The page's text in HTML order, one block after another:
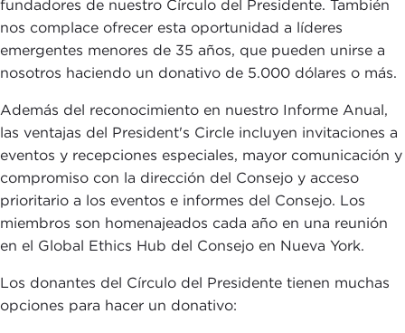
fundadores de nuestro Círculo del Presidente. También
nos complace ofrecer esta oportunidad a líderes
emergentes menores de 35 años, que pueden unirse a
nosotros haciendo un donativo de 5.000 dólares o más.
Además del reconocimiento en nuestro Informe Anual,
las ventajas del President's Circle incluyen invitaciones a
eventos y recepciones especiales, mayor comunicación y
compromiso con la dirección del Consejo y acceso
prioritario a los eventos e informes del Consejo. Los
miembros son homenajeados cada año en una reunión
en el Global Ethics Hub del Consejo en Nueva York.
Los donantes del Círculo del Presidente tienen muchas
opciones para hacer un donativo: